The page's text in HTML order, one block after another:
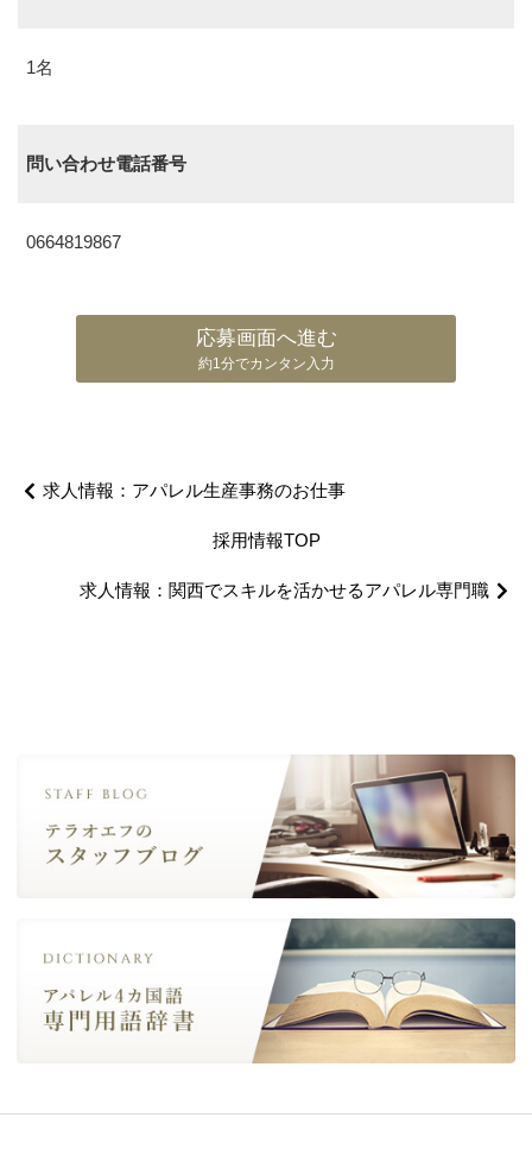
1名
問い合わせ電話番号
0664819867
応募画面へ進む
約1分でカンタン入力
投
稿
求人情報：アパレル生産事務のお仕事
採用情報TOP
求人情報：関西でスキルを活かせるアパレル専門職